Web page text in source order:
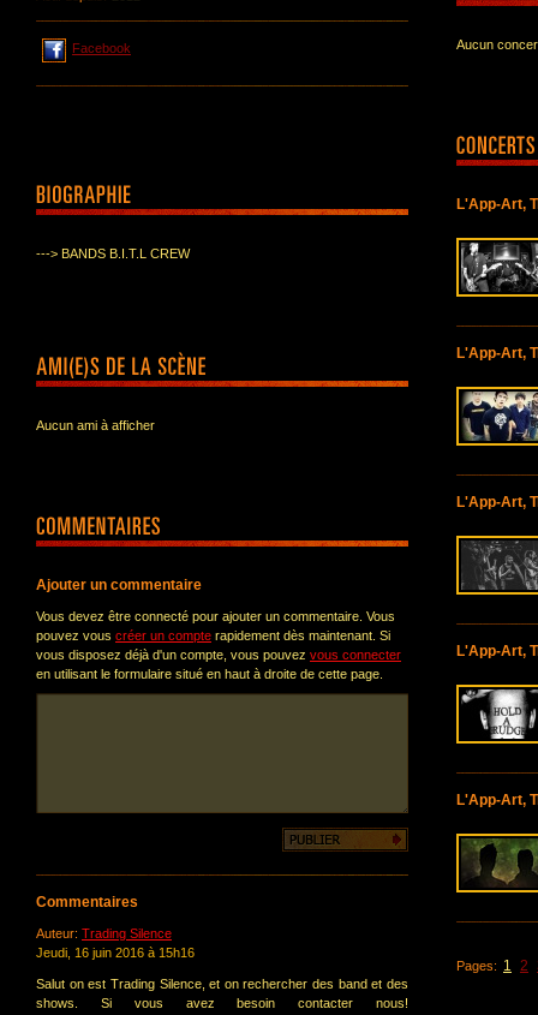
Facebook
---> BANDS B.I.T.L CREW
Aucun ami à afficher
Ajouter un commentaire
Vous devez être connecté pour ajouter un commentaire. Vous
pouvez vous créer un compte rapidement dès maintenant. Si
vous disposez déjà d'un compte, vous pouvez vous connecter
en utilisant le formulaire situé en haut à droite de cette page.
Commentaires
Auteur: Trading Silence
Jeudi, 16 juin 2016 à 15h16
Salut on est Trading Silence, et on rechercher des band et des
shows. Si vous avez besoin contacter nous!
Aucun
L'App-Art,
L'App-Art,
L'App-Art,
L'App-Art,
L'App-Art,
Pages: 1 2